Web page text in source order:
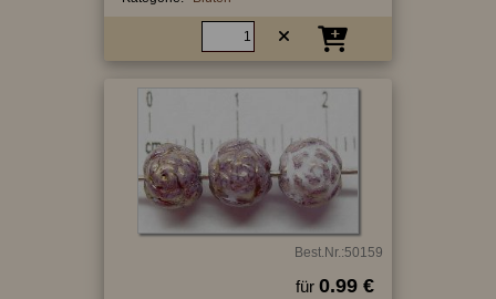
Best.Nr.:50159
für 0.99 €